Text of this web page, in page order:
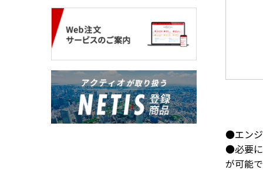
●エンジ
●必要に
が可能